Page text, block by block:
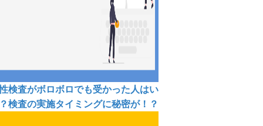
検査がボロボロでも受かった人はい
検査の実施タイミングに秘密が！？